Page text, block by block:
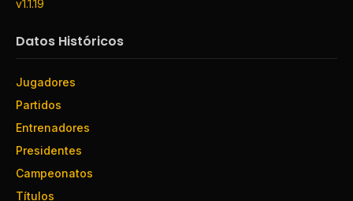
v1.1.19
Datos Históricos
Jugadores
Partidos
Entrenadores
Presidentes
Campeonatos
Títulos